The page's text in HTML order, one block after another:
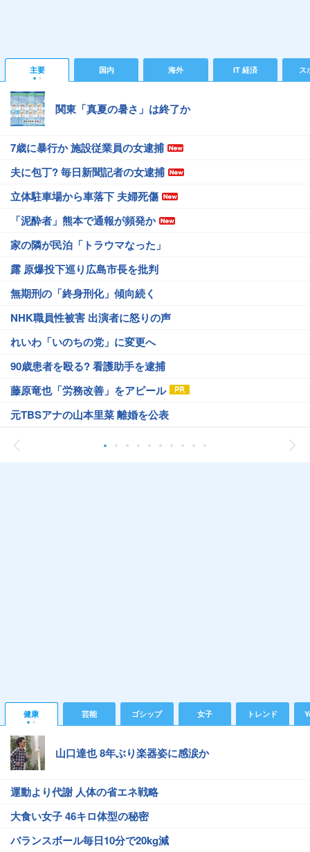
主要 国内 海外 IT 経済 ス
関東「真夏の暑さ」は終了か
7歳に暴行か 施設従業員の女逮捕
夫に包丁? 毎日新聞記者の女逮捕
立体駐車場から車落下 夫婦死傷
「泥酔者」熊本で通報が頻発か
家の隣が民泊「トラウマなった」
露 原爆投下巡り広島市長を批判
無期刑の「終身刑化」傾向続く
NHK職員性被害 出演者に怒りの声
れいわ「いのちの党」に変更へ
90歳患者を殴る? 看護助手を逮捕
藤原竜也「労務改善」をアピール
元TBSアナの山本里菜 離婚を公表
健康 芸能 ゴシップ 女子 トレンド
山口達也 8年ぶり楽器姿に感涙か
運動より代謝 人体の省エネ戦略
大食い女子 46キロ体型の秘密
バランスボール毎日10分で20kg減